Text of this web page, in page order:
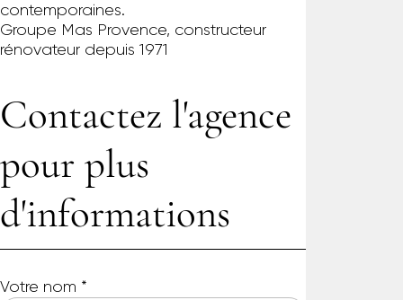
contemporaines.
Groupe Mas Provence, constructeur
rénovateur depuis 1971
Contactez l'agence
pour plus
d'informations
Votre nom *